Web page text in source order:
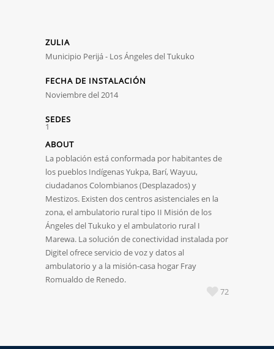
ZULIA
Municipio Perijá - Los Ángeles del Tukuko
FECHA DE INSTALACIÓN
Noviembre del 2014
SEDES
1
ABOUT
La población está conformada por habitantes de
los pueblos Indígenas Yukpa, Barí, Wayuu,
ciudadanos Colombianos (Desplazados) y
Mestizos. Existen dos centros asistenciales en la
zona, el ambulatorio rural tipo II Misión de los
Ángeles del Tukuko y el ambulatorio rural I
Marewa. La solución de conectividad instalada por
Digitel ofrece servicio de voz y datos al
ambulatorio y a la misión-casa hogar Fray
Romualdo de Renedo.
72